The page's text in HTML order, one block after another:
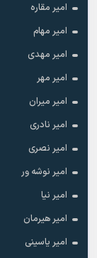
امیر مقاره
امیر مهام
امیر مهدی
امیر مهر
امیر میران
امیر نادری
امیر نصری
امیر نوشه ور
امیر نیا
امیر هیرمان
امیر یاسینی